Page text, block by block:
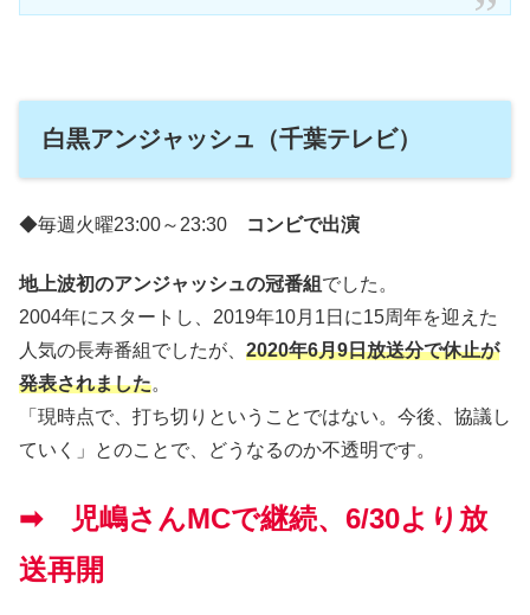
白黒アンジャッシュ（千葉テレビ）
◆毎週火曜23:00～23:30 コンビで出演
地上波初のアンジャッシュの冠番組 でした。
2004年にスタートし、2019年10月1日に15周年を迎えた
人気の長寿番組でしたが、 2020年6月9日放送分で休止が
発表されました。
「現時点で、打ち切りということではない。今後、協議し
ていく」とのことで、どうなるのか不透明です。
➡ 児嶋さんMCで継続、6/30より放
送再開